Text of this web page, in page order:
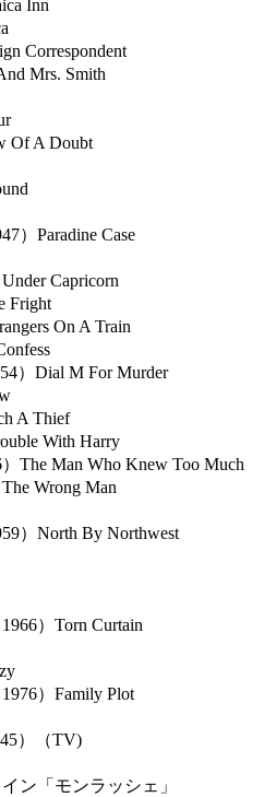
Inn
Correspondent
Mrs. Smith
Of A Doubt
）Paradine Case
Capricorn
Fright
On A Train
）Dial M For Murder
A Thief
With Harry
The Man Who Knew Too Much
Wrong Man
）North By Northwest
）Torn Curtain
）Family Plot
）（TV)
ン「モンラッシェ」